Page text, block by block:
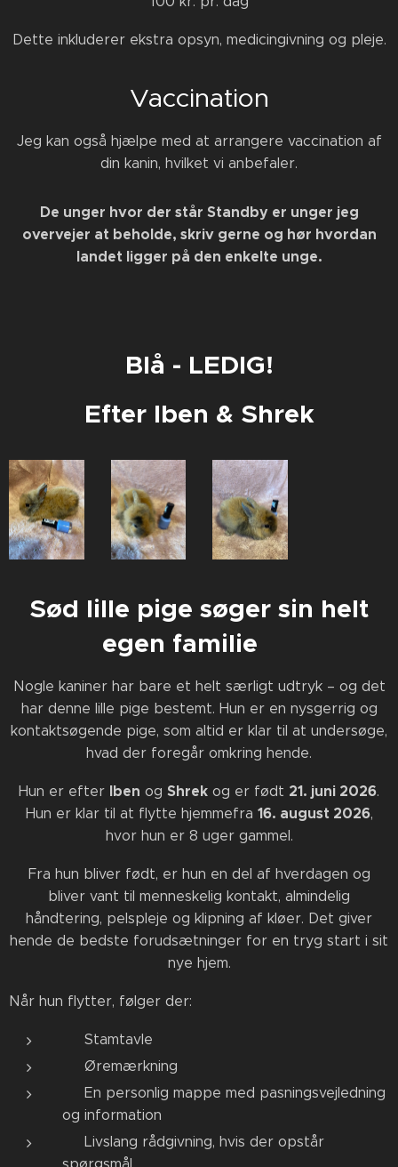
Dette inkluderer ekstra opsyn, medicingivning og pleje.
Vaccination
Jeg kan også hjælpe med at arrangere vaccination af
din kanin, hvilket vi anbefaler.
De unger hvor der står Standby er unger jeg
overvejer at beholde, skriv gerne og hør hvordan
landet ligger på den enkelte unge.
Blå - LEDIG!
Efter Iben & Shrek
Sød lille pige søger sin helt
egen familie 🤍
Nogle kaniner har bare et helt særligt udtryk – og det
har denne lille pige bestemt. Hun er en nysgerrig og
kontaktsøgende pige, som altid er klar til at undersøge,
hvad der foregår omkring hende.
Hun er efter Iben og Shrek og er født 21. juni 2026.
Hun er klar til at flytte hjemmefra 16. august 2026,
hvor hun er 8 uger gammel.
Fra hun bliver født, er hun en del af hverdagen og
bliver vant til menneskelig kontakt, almindelig
håndtering, pelspleje og klipning af kløer. Det giver
hende de bedste forudsætninger for en tryg start i sit
nye hjem.
Når hun flytter, følger der:
🤍 Stamtavle
🤍 Øremærkning
🤍 En personlig mappe med pasningsvejledning
og information
🤍 Livslang rådgivning, hvis der opstår